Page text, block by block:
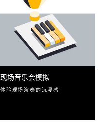
现场音乐会模拟
体验现场演奏的沉浸感